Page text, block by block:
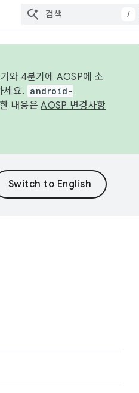
/
와 4분기에 AOSP에 소
세요. android-
내용은AOSP 변경사항